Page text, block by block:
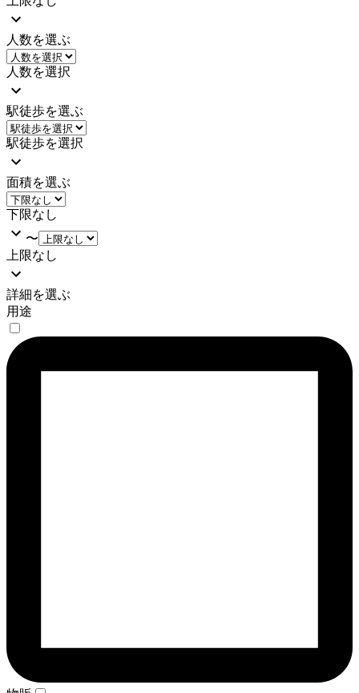
人数を選ぶ
人数を選択
駅徒歩を選ぶ
駅徒歩を選択
面積を選ぶ
下限なし
〜
上限なし
詳細を選ぶ
用途